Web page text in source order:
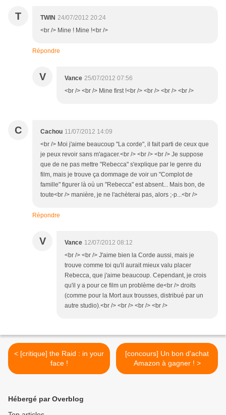
T TWIN 24/07/2012 20:24
<br /> Mine ! Mine !<br />
Répondre
V Vance 25/07/2012 07:56
<br /> <br /> Mine first !<br /> <br /> <br /> <br />
C Cachou 11/07/2012 14:09
<br /> Moi j'aime beaucoup "La corde", il fait parti de ceux que
je peux revoir sans m'agacer.<br /> <br /> <br /> Je suppose
que de ne pas mettre "Rebecca" s'explique par le genre du
film, mais je trouve ça dommage de voir un "Complot de
famille" figurer là où un "Rebecca" est absent... Mais bon, de
toute<br /> manière, je ne l'achèterai pas, alors ;-p...<br />
Répondre
V Vance 12/07/2012 08:12
<br /> <br /> J'aime bien la Corde aussi, mais je
trouve comme toi qu'il aurait mieux valu placer
Rebecca, que j'aime beaucoup. Cependant, je crois
qu'il y a pour ce film un problème de<br /> droits
(comme pour la Mort aux trousses, distribué par un
autre studio).<br /> <br /> <br /> <br />
< [critique] the Raid : in your
face !
[concours] Un bon d'achat
Amazon à gagner ! >
Hébergé par Overblog